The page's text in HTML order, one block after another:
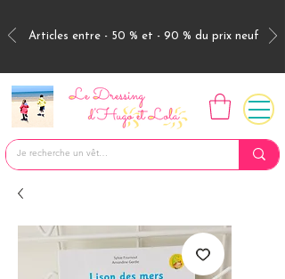
Articles entre - 50 % et - 90 % du prix neuf